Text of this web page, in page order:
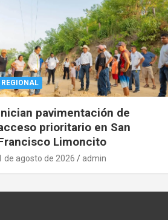
REGIONAL
pavimentación de
prioritario en San
Limoncito
de agosto de 2026 admin